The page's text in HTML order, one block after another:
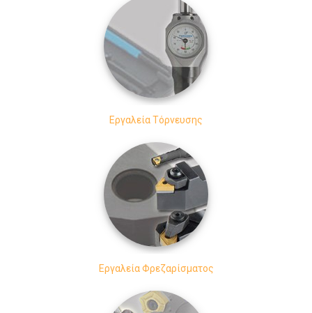
Εργαλεία Τόρνευσης
Εργαλεία Φρεζαρίσματος